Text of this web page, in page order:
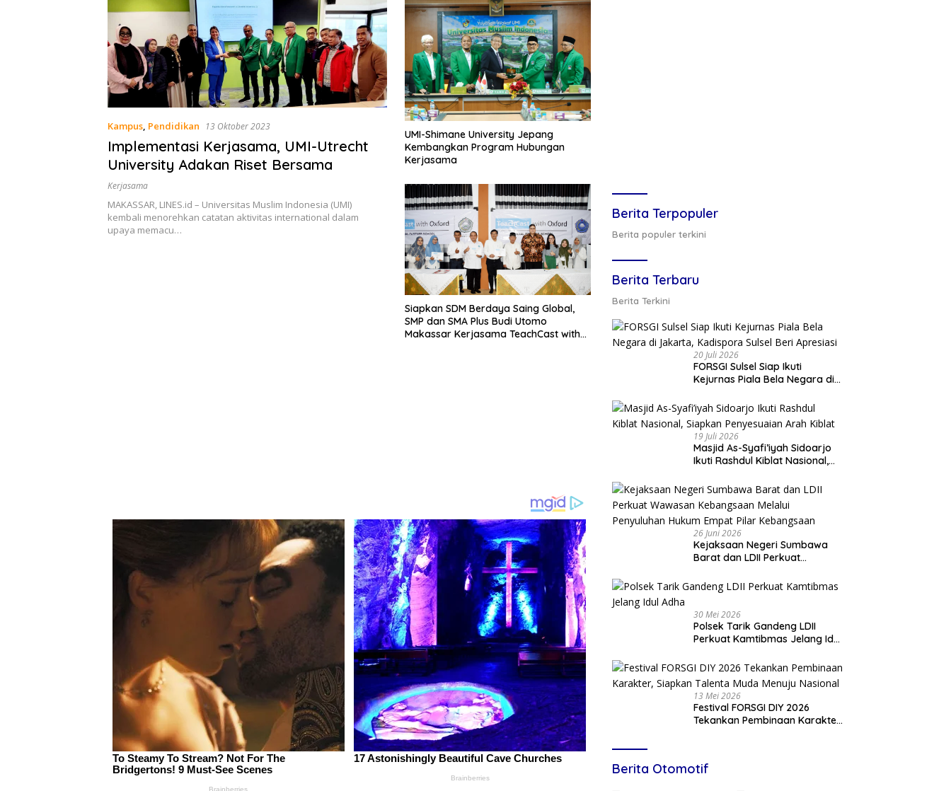
Kampus, Pendidikan 13 Oktober 2023
Implementasi Kerjasama, UMI-Utrecht
University Adakan Riset Bersama
Kerjasama
MAKASSAR, LINES.id – Universitas Muslim Indonesia (UMI)
kembali menorehkan catatan aktivitas international dalam
upaya memacu…
UMI-Shimane University Jepang
Kembangkan Program Hubungan
Kerjasama
Siapkan SDM Berdaya Saing Global,
SMP dan SMA Plus Budi Utomo
Makassar Kerjasama TeachCast with
Berita Terpopuler
Berita populer terkini
Berita Terbaru
Berita Terkini
20 Juli 2026
FORSGI Sulsel Siap Ikuti
Kejurnas Piala Bela Negara di
Apresiasi
19 Juli 2026
Masjid As-Syafi’iyah Sidoarjo
Ikuti Rashdul Kiblat Nasional,
Kiblat
26 Juni 2026
Kejaksaan Negeri Sumbawa
Barat dan LDII Perkuat
Penyuluhan Hukum Empat Pilar
Kebangsaan
30 Mei 2026
Polsek Tarik Gandeng LDII
Perkuat Kamtibmas Jelang Idul
13 Mei 2026
Festival FORSGI DIY 2026
Tekankan Pembinaan Karakter,
Berita Otomotif